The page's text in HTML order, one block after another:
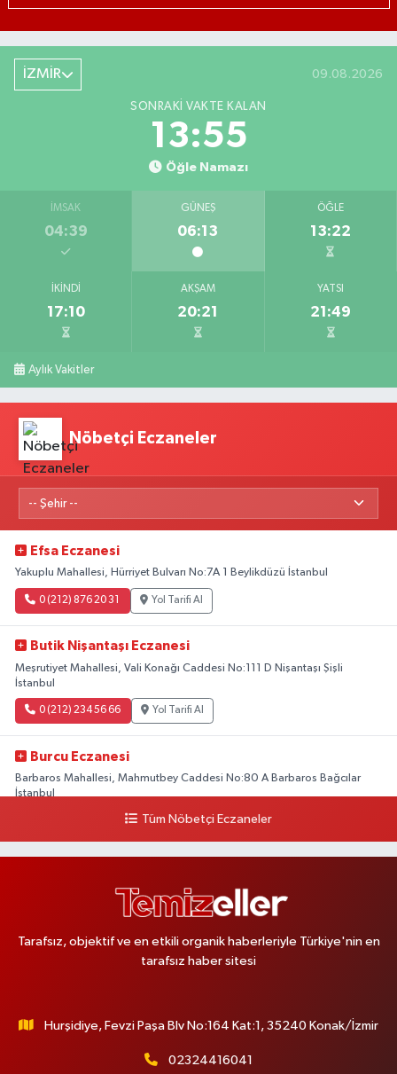
İZMİR 09.08.2026
SONRAKI VAKTE KALAN
13:54
Öğle Namazı
İMSAK
04:39
GÜNEŞ
06:13
ÖĞLE
13:22
İKINDI
17:10
AKŞAM
20:21
YATSI
21:49
Aylık Vakitler
Nöbetçi Eczaneler
Efsa Eczanesi
Yakuplu Mahallesi, Hürriyet Bulvarı No:7A 1 Beylikdüzü İstanbul
0 (212) 876 20 31 Yol Tarifi Al
Butik Nişantaşı Eczanesi
Meşrutiyet Mahallesi, Vali Konağı Caddesi No:111 D Nişantaşı Şişli
İstanbul
0 (212) 234 56 66 Yol Tarifi Al
Burcu Eczanesi
Barbaros Mahallesi, Mahmutbey Caddesi No:80 A Barbaros Bağcılar
İstanbul
Yol Tarifi Al
Akşemsettin Mahallesi, Akdeniz Caddesi No:12 A Fatih İstanbul
Yol Tarifi Al
Tersane İstanbul Eczanesi
0 (533) 395 65 65 Yol Tarifi Al
Tüm Nöbetçi Eczaneler
Tarafsız, objektif ve en etkili organik haberleriyle Türkiye'nin en
tarafsız haber sitesi
Hurşidiye, Fevzi Paşa Blv No:164 Kat:1, 35240 Konak/İzmir
02324416041